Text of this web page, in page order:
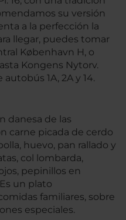
su versión
a la perfección la
llegar, puedes tomar
København H, o
Kongens Nytorv.
1A, 2A y 14.
danesa de las
carne picada de cerdo
huevo, pan rallado y
col lombarda,
pepinillos en
un plato
familiares, sobre
especiales.